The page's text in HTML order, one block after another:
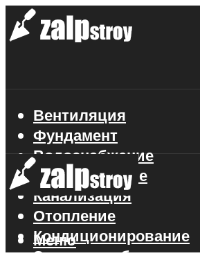
Вентиляция
Фундамент
Водоснабжение
Газоснабжение
Канализация
Отопление
Кондиционирование
Электроснабжение
Меню